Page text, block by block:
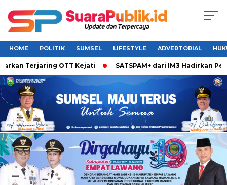
HOME POLITIK SUMSEL LIFESTYLE ADVERTORIAL
Terjaring OTT Kejati SATSPAM+ dari IM3 Hadirkan